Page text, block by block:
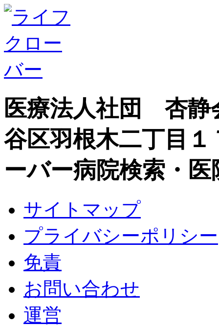
医療法人社団 杏
谷区羽根木二丁目
ーバー病院検索・医
サイトマップ
プライバシーポリシー
免責
お問い合わせ
運営